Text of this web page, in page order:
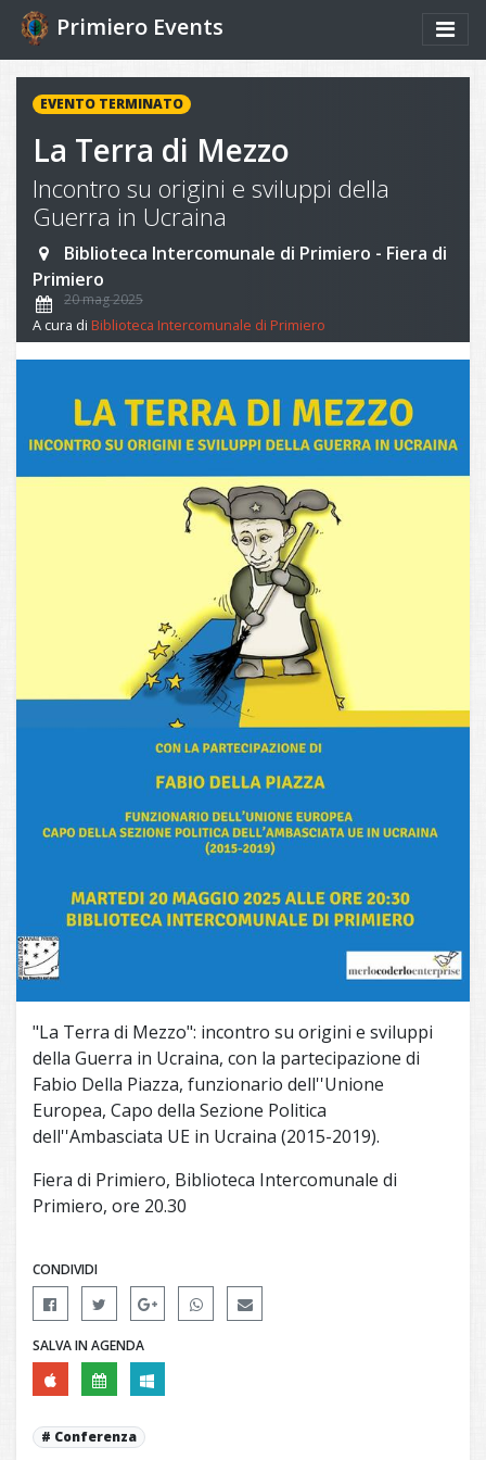
Primiero Events
EVENTO TERMINATO
La Terra di Mezzo
Incontro su origini e sviluppi della
Guerra in Ucraina
Biblioteca Intercomunale di Primiero - Fiera di
Primiero
20 mag 2025
A cura di Biblioteca Intercomunale di Primiero
"La Terra di Mezzo": incontro su origini e sviluppi
della Guerra in Ucraina, con la partecipazione di
Fabio Della Piazza, funzionario dell''Unione
Europea, Capo della Sezione Politica
dell''Ambasciata UE in Ucraina (2015-2019).
Fiera di Primiero, Biblioteca Intercomunale di
Primiero, ore 20.30
CONDIVIDI
SALVA IN AGENDA
Conferenza